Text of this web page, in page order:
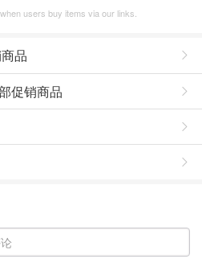
users buy items via our links.
品
促销商品